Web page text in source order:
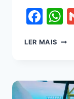
LER MAIS